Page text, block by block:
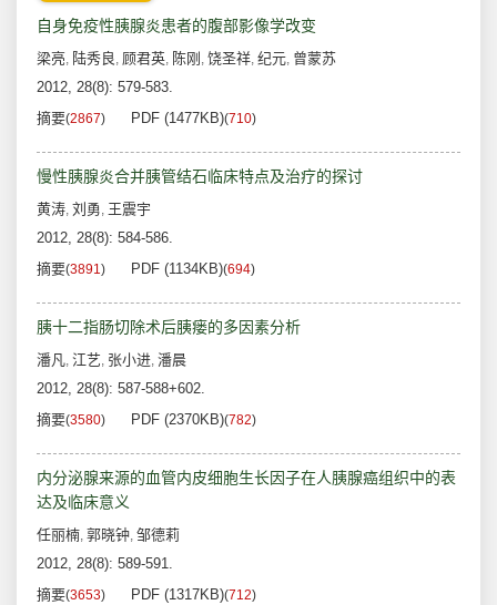
自身免疫性胰腺炎患者的腹部影像学改变
梁亮, 陆秀良, 顾君英, 陈刚 , 饶圣祥, 纪元, 曾蒙苏
2012, 28(8): 579-583.
摘要(2867) PDF (1477KB)(710)
慢性胰腺炎合并胰管结石临床特点及治疗的探讨
黄涛, 刘勇, 王震宇
2012, 28(8): 584-586.
摘要(3891) PDF (1134KB)(694)
胰十二指肠切除术后胰瘘的多因素分析
潘凡, 江艺, 张小进, 潘晨
2012, 28(8): 587-588+602.
摘要(3580) PDF (2370KB)(782)
内分泌腺来源的血管内皮细胞生长因子在人胰腺癌组织中的表
达及临床意义
任丽楠, 郭晓钟, 邹德莉
2012, 28(8): 589-591.
摘要(3653) PDF (1317KB)(712)